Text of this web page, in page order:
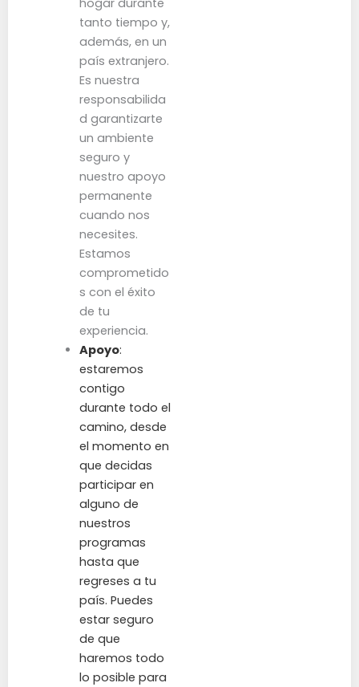
tanto tiempo y,
además, en un
país extranjero.
Es nuestra
responsabilida
d garantizarte
un ambiente
seguro y
nuestro apoyo
permanente
cuando nos
necesites.
Estamos
comprometido
s con el éxito
de tu
experiencia.
Apoyo:
estaremos
contigo
durante todo el
camino, desde
el momento en
que decidas
participar en
alguno de
nuestros
programas
hasta que
regreses a tu
país. Puedes
estar seguro
de que
haremos todo
lo posible para